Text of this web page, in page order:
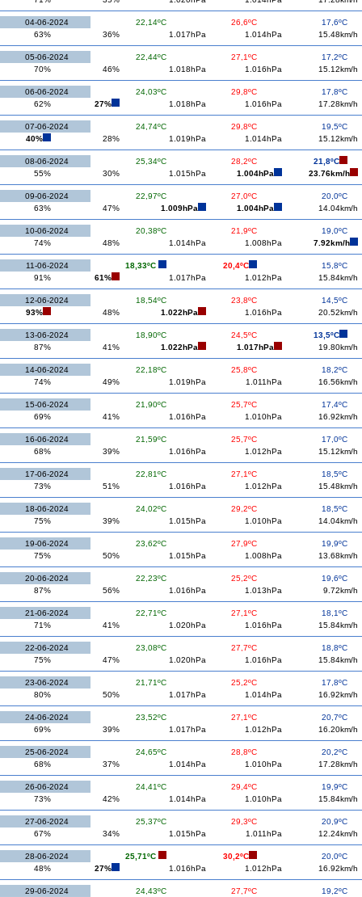
04-06-2024 22,14ºC 26,6ºC
17,6ºC
63%
36% 1.017hPa 1.014hPa 15.48km/h
05-06-2024 22,44ºC 27,1ºC
17,2ºC
70%
46% 1.018hPa 1.016hPa 15.12km/h
06-06-2024 24,03ºC 29,8ºC
17,8ºC
62%
27% 1.018hPa 1.016hPa 17.28km/h
07-06-2024 24,74ºC 29,8ºC
19,5ºC
40%
28% 1.019hPa 1.014hPa 15.12km/h
08-06-2024 25,34ºC 28,2ºC
21,8ºC
55%
30% 1.015hPa 1.004hPa 23.76km/h
09-06-2024 22,97ºC 27,0ºC
20,0ºC
63%
47% 1.009hPa 1.004hPa 14.04km/h
10-06-2024 20,38ºC 21,9ºC
19,0ºC
74%
48% 1.014hPa 1.008hPa 7.92km/h
11-06-2024 18,33ºC 20,4ºC
15,8ºC
91%
61% 1.017hPa 1.012hPa 15.84km/h
12-06-2024 18,54ºC 23,8ºC
14,5ºC
93%
48% 1.022hPa 1.016hPa 20.52km/h
13-06-2024 18,90ºC 24,5ºC
13,5ºC
87%
41% 1.022hPa 1.017hPa 19.80km/h
14-06-2024 22,18ºC 25,8ºC
18,2ºC
74%
49% 1.019hPa 1.011hPa 16.56km/h
15-06-2024 21,90ºC 25,7ºC
17,4ºC
69%
41% 1.016hPa 1.010hPa 16.92km/h
16-06-2024 21,59ºC 25,7ºC
17,0ºC
68%
39% 1.016hPa 1.012hPa 15.12km/h
17-06-2024 22,81ºC 27,1ºC
18,5ºC
73%
51% 1.016hPa 1.012hPa 15.48km/h
18-06-2024 24,02ºC 29,2ºC
18,5ºC
75%
39% 1.015hPa 1.010hPa 14.04km/h
19-06-2024 23,62ºC 27,9ºC
19,9ºC
75%
50% 1.015hPa 1.008hPa 13.68km/h
20-06-2024 22,23ºC 25,2ºC
19,6ºC
87%
56% 1.016hPa 1.013hPa 9.72km/h
21-06-2024 22,71ºC 27,1ºC
18,1ºC
71%
41% 1.020hPa 1.016hPa 15.84km/h
22-06-2024 23,08ºC 27,7ºC
18,8ºC
75%
47% 1.020hPa 1.016hPa 15.84km/h
23-06-2024 21,71ºC 25,2ºC
17,8ºC
80%
50% 1.017hPa 1.014hPa 16.92km/h
24-06-2024 23,52ºC 27,1ºC
20,7ºC
69%
39% 1.017hPa 1.012hPa 16.20km/h
25-06-2024 24,65ºC 28,8ºC
20,2ºC
68%
37% 1.014hPa 1.010hPa 17.28km/h
26-06-2024 24,41ºC 29,4ºC
19,9ºC
73%
42% 1.014hPa 1.010hPa 15.84km/h
27-06-2024 25,37ºC 29,3ºC
20,9ºC
67%
34% 1.015hPa 1.011hPa 12.24km/h
28-06-2024 25,71ºC 30,2ºC
20,0ºC
48%
27% 1.016hPa 1.012hPa 16.92km/h
29-06-2024 24,43ºC 27,7ºC
19,2ºC